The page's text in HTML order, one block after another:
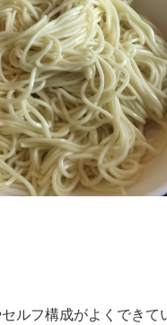
ルフ構成がよくできて